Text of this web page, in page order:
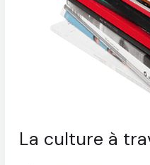
La culture à